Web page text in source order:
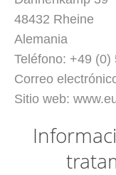
48432 Rheine
Alemania
Teléfono: +49 (0)
Correo
Sitio web: